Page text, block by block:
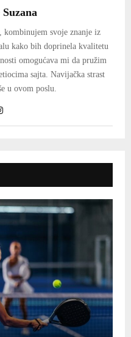
kombinujem svoje znanje iz
kako bih doprinela kvalitetu
omogućava mi da pružim
sajta. Navijačka strast
u ovom poslu.